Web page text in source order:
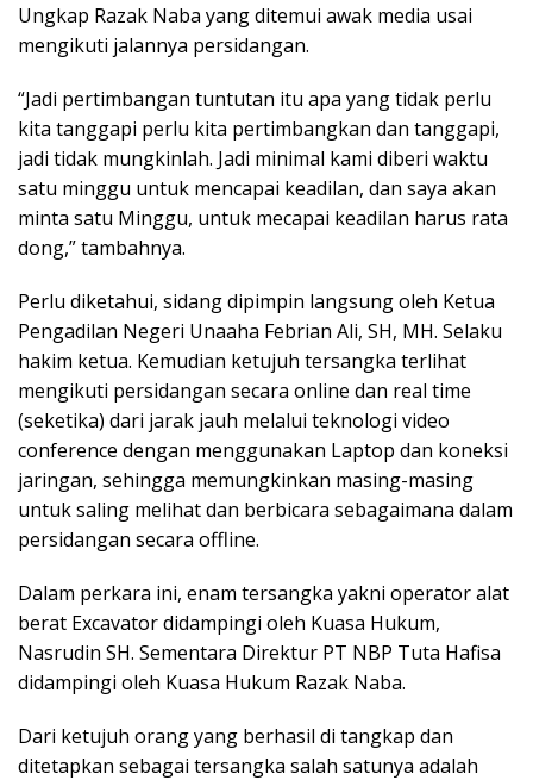
Ungkap Razak Naba yang ditemui awak media usai
mengikuti jalannya persidangan.
“Jadi pertimbangan tuntutan itu apa yang tidak perlu
kita tanggapi perlu kita pertimbangkan dan tanggapi,
jadi tidak mungkinlah. Jadi minimal kami diberi waktu
satu minggu untuk mencapai keadilan, dan saya akan
minta satu Minggu, untuk mecapai keadilan harus rata
dong,” tambahnya.
Perlu diketahui, sidang dipimpin langsung oleh Ketua
Pengadilan Negeri Unaaha Febrian Ali, SH, MH. Selaku
hakim ketua. Kemudian ketujuh tersangka terlihat
mengikuti persidangan secara online dan real time
(seketika) dari jarak jauh melalui teknologi video
conference dengan menggunakan Laptop dan koneksi
jaringan, sehingga memungkinkan masing-masing
untuk saling melihat dan berbicara sebagaimana dalam
persidangan secara offline.
Dalam perkara ini, enam tersangka yakni operator alat
berat Excavator didampingi oleh Kuasa Hukum,
Nasrudin SH. Sementara Direktur PT NBP Tuta Hafisa
didampingi oleh Kuasa Hukum Razak Naba.
Dari ketujuh orang yang berhasil di tangkap dan
ditetapkan sebagai tersangka salah satunya adalah